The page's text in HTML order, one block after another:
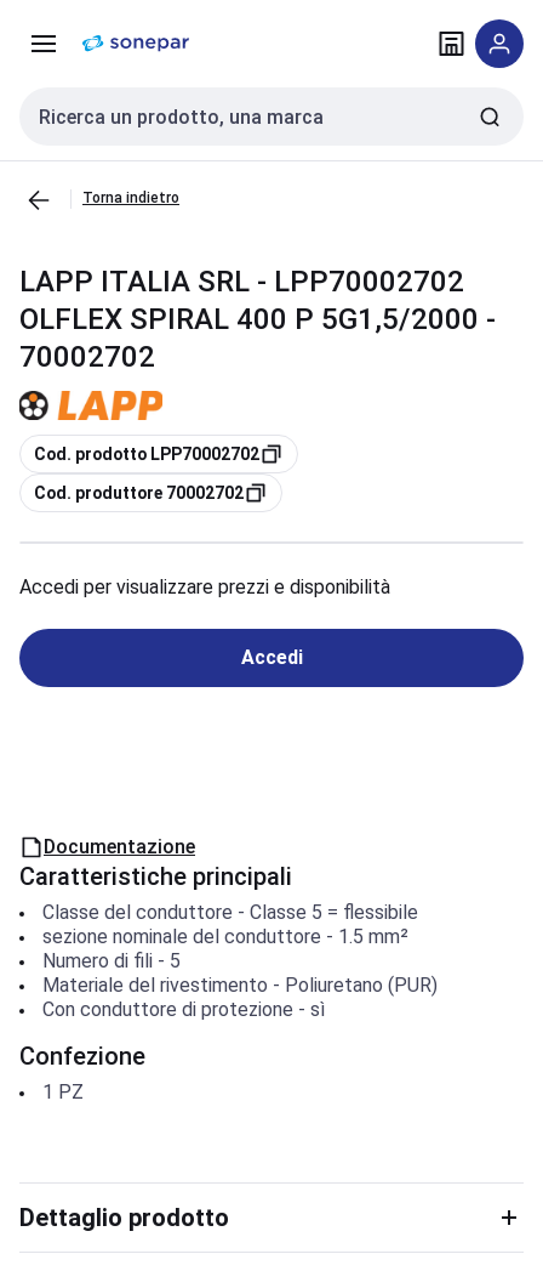
navigazione alla
Cerca input
Torna indietro
LAPP ITALIA SRL - LPP70002702
OLFLEX SPIRAL 400 P 5G1,5/2000 -
70002702
copia
Cod. prodotto LPP70002702
copia
Cod. produttore 70002702
Accedi per visualizzare prezzi e disponibilità
Accedi
Documentazione
Caratteristiche principali
Classe del conduttore - Classe 5 = flessibile
sezione nominale del conduttore - 1.5 mm²
Numero di fili- 5
Materiale del rivestimento - Poliuretano (PUR)
Con conduttore di protezione - sì
Confezione
1 PZ
Dettaglio prodotto